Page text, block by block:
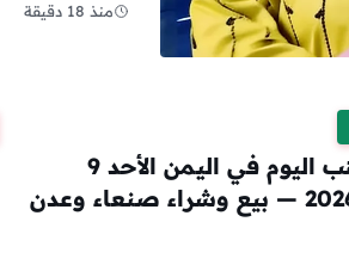
منذ 18 دقيقة
أسعار الذهب اليوم في اليمن الأحد 9